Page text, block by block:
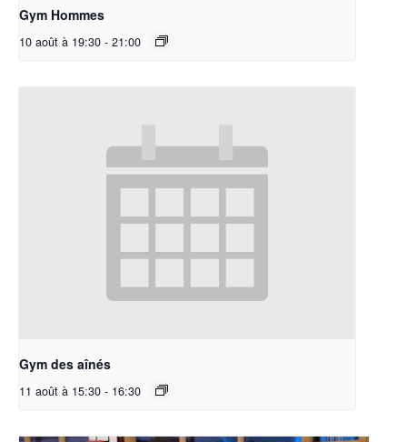
Gym Hommes
10 août à 19:30 - 21:00
Gym des aînés
11 août à 15:30 - 16:30